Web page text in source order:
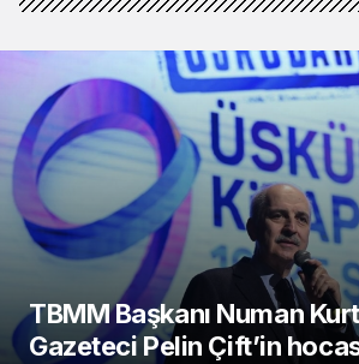
TBMM Başkanı Numan
Gazeteci Pelin Çift’in